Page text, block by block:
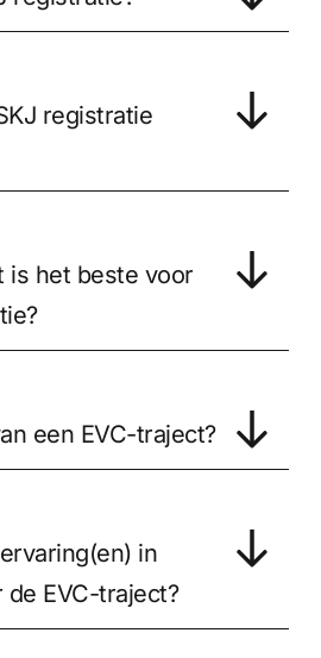
registratie
is het beste voor
een EVC-traject?
in
EVC-traject?